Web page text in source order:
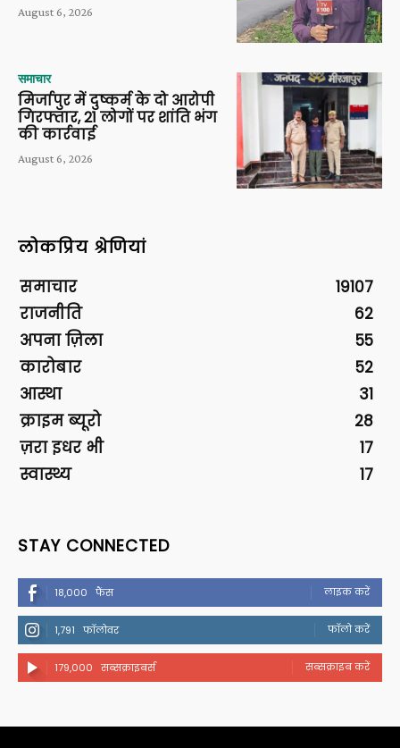
August 6, 2026
समाचार
मिर्जापुर में दुष्कर्म के दो आरोपी
गिरफ्तार, 21 लोगों पर शांति भंग
की कार्रवाई
August 6, 2026
लोकप्रिय श्रेणियां
समाचार
19107
राजनीति
62
अपना ज़िला
55
कारोबार
52
आस्था
31
क्राइम ब्यूरो
28
ज़रा इधर भी
17
स्वास्थ्य
17
STAY CONNECTED
18,000 फैंस लाइक करें
1,791 फॉलोवर फॉलो करें
179,000 सब्सक्राइबर्स सब्सक्राइब करें